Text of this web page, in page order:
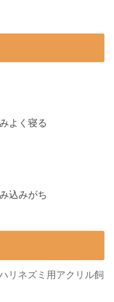
よく寝る
込みがち
リネズミ用アクリル飼